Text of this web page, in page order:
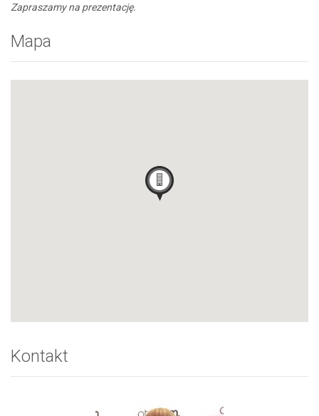
Zapraszamy na prezentację.
Mapa
Kontakt